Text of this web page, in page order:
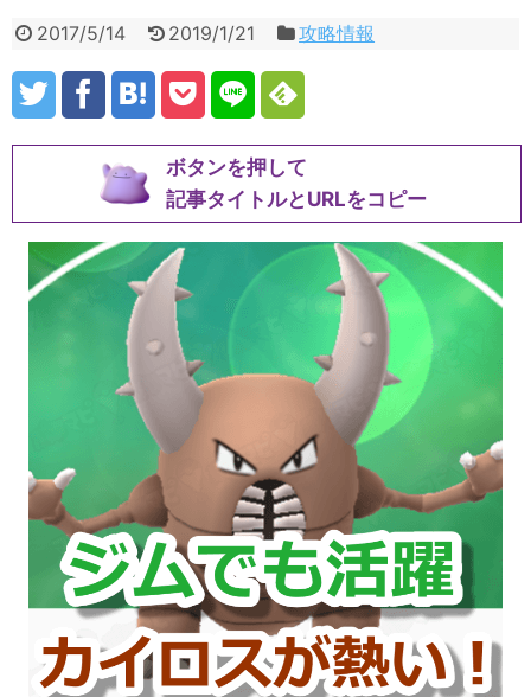
2017/5/14 2019/1/21 攻略情報
ボタンを押して
記事タイトルとURLをコピー